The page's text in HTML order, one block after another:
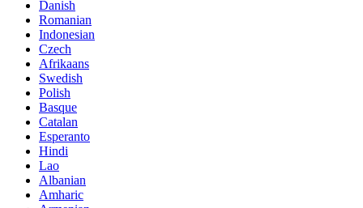
Danish
Romanian
Indonesian
Czech
Afrikaans
Swedish
Polish
Basque
Catalan
Esperanto
Hindi
Lao
Albanian
Amharic